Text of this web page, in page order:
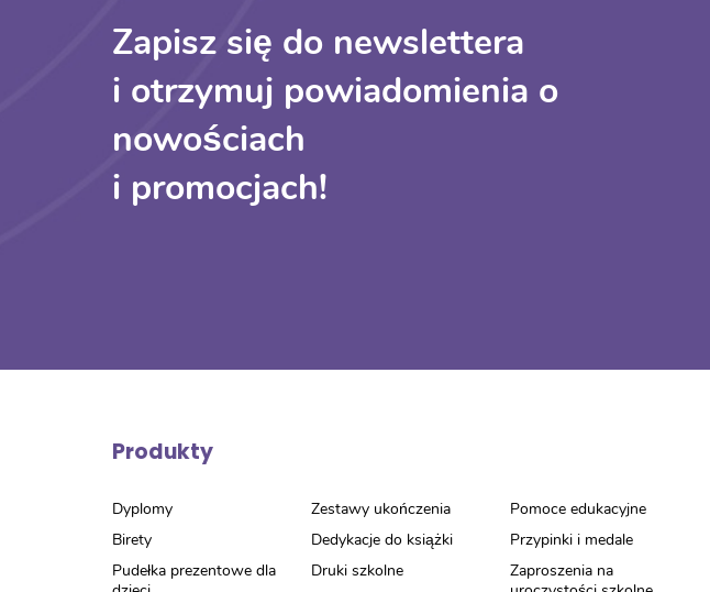
Zapisz się do newslettera
i otrzymuj powiadomienia o
nowościach
i promocjach!
Produkty
Dyplomy
Birety
Pudełka prezentowe dla
Zestawy ukończenia
Dedykacje do książki
Druki szkolne
Pomoce edukacyjne
Przypinki i medale
Zaproszenia na